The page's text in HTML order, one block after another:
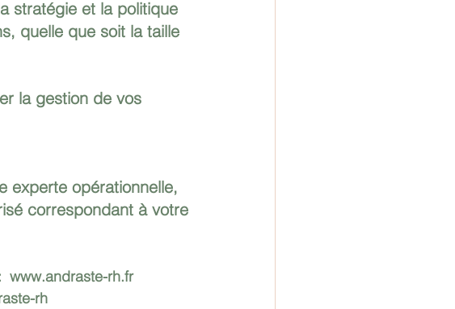
stratégie et la politique
quelle que soit la taille
la gestion de vos
experte opérationnelle,
correspondant à votre
www.andraste-rh.fr
rh